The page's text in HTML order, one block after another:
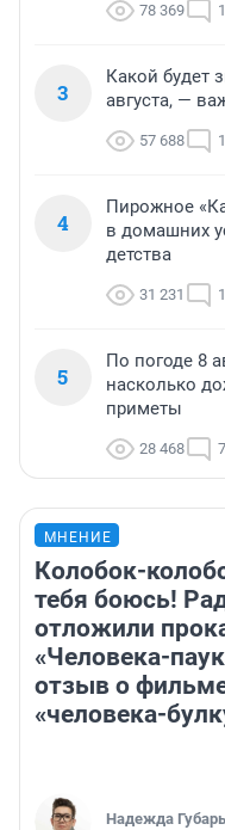
78 369
3
Какой будет
августа, —
57 688
4
Пирожное
в домашних
детства
31 231
5
По погоде 8
насколько
приметы
28 468 7
МНЕНИЕ
Колобок-
тебя боюсь!
отложили
«Человека-
отзыв о
«человека-
Надежда Губарь